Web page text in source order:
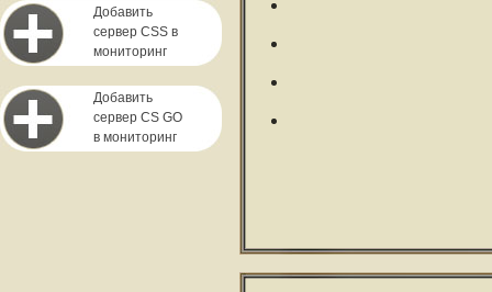
Добавить
сервер CSS в
мониторинг
Добавить
сервер CS GO
в мониторинг